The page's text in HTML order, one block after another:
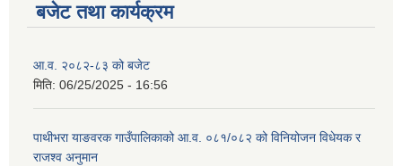
बजेट तथा कार्यक्रम
आ.व. २०८२-८३ को बजेट
मिति: 06/25/2025 - 16:56
पाथीभरा याङवरक गाउँपालिकाको आ.व. ०८१/०८२ को विनियोजन विधेयक र
राजश्व अनुमान